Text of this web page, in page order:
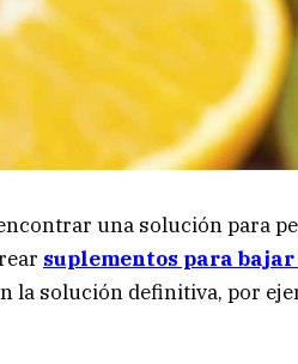
una solución para
suplementos para bajar
la solución definitiva, por